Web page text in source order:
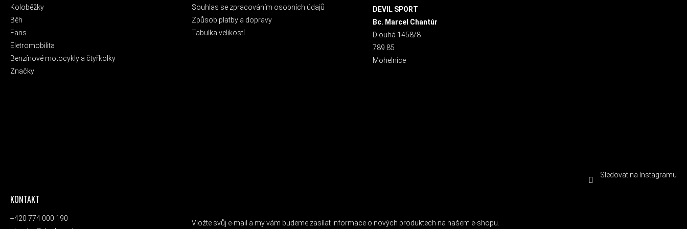
Koloběžky
Běh
Fans
Eletromobilita
Benzínové motocykly a čtyřkolky
Značky
Souhlas se zpracováním osobních údajů
Způsob platby a dopravy
Tabulka velikostí
DEVIL SPORT
Bc. Marcel Chantúr
Dlouhá 1458/8
789 85
Mohelnice
Sledovat na Instagramu
KONTAKT
+420 774 000 190
Vložte svůj e-mail a my vám budeme zasílat informace o nových produktech na našem e-shopu.